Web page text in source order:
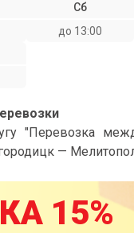
Сб
до 13:00
"Перевозка
—
15%